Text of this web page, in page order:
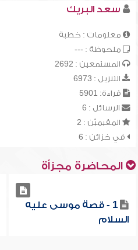
سعد البريك
معلومات : خطبة
ملحوظة : ---
المستمعين : 2692
التنزيل : 6973
قراءة: 5901
الرسائل : 6
المقيميّن : 2
في خزائن : 6
المحاضرة مجزأة
1 - قصة موسى عليه
السلام